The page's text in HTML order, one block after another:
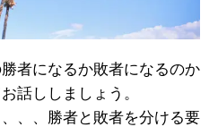
者になるか敗者になるのか
話ししましょう。
、、 勝者と敗者を分ける要